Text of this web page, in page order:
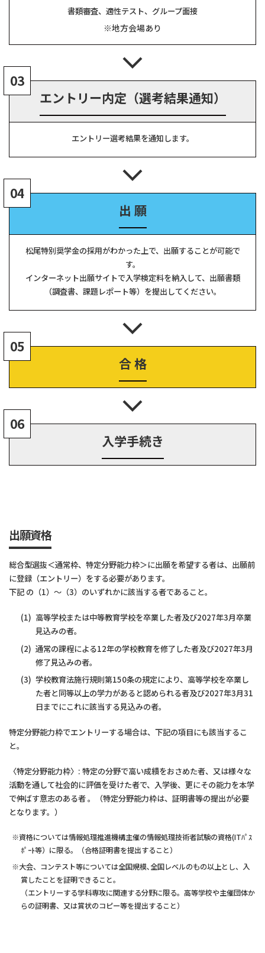
書類審査、適性テスト、グループ面接
※地方会場あり
03
エントリー内定（選考結果通知）
エントリー選考結果を通知します。
04
出 願
松尾特別奨学金の採用がわかった上で、出願することが可能で
す。
インターネット出願サイトで入学検定料を納入して、出願書類
（調査書、課題レポート等）を提出してください。
05
合 格
06
入学手続き
出願資格
総合型選抜＜通常枠、特定分野能力枠＞に出願を希望する者は、出願前
に登録（エントリー）をする必要があります。
下記 の（1）～（3）のいずれかに該当する者であること。
高等学校または中等教育学校を卒業した者及び2027年3月卒業
見込みの者。
通常の課程による12年の学校教育を修了した者及び2027年3月
修了見込みの者。
学校教育法施行規則第150条の規定により、高等学校を卒業し
た者と同等以上の学力があると認められる者及び2027年3月31
日までにこれに該当する見込みの者。
特定分野能力枠でエントリーする場合は、下記の項目にも該当するこ
と。
〈特定分野能力枠〉: 特定の分野で高い成績をおさめた者、又は様々な
活動を通して社会的に評価を受けた者で、入学後、更にその能力を本学
で伸ばす意志のある者 。（特定分野能力枠は、証明書等の提出が必要
となります。）
資格については情報処理推進機構主催の情報処理技術者試験の資格(ITﾊﾟｽ
ﾎﾟｰﾄ等）に限る。（合格証明書を提出すること）
大会、コンテスト等については全国規模､全国レベルのもの以上とし、入
賞したことを証明できること。
（エントリーする学科専攻に関連する分野に限る。高等学校や主催団体か
らの証明書、又は賞状のコピー等を提出すること）